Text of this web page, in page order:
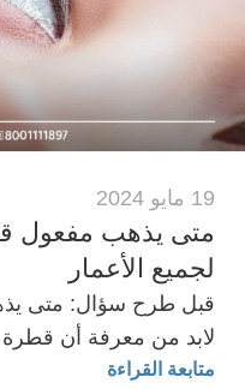
19 مايو 2024
متى يذهب مفعول
لجميع الأعمار
قبل طرح سؤال: متى
لابد من معرفة أن
متابعة القراءة